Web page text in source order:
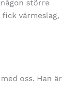
större
värmeslag,
oss. Han är